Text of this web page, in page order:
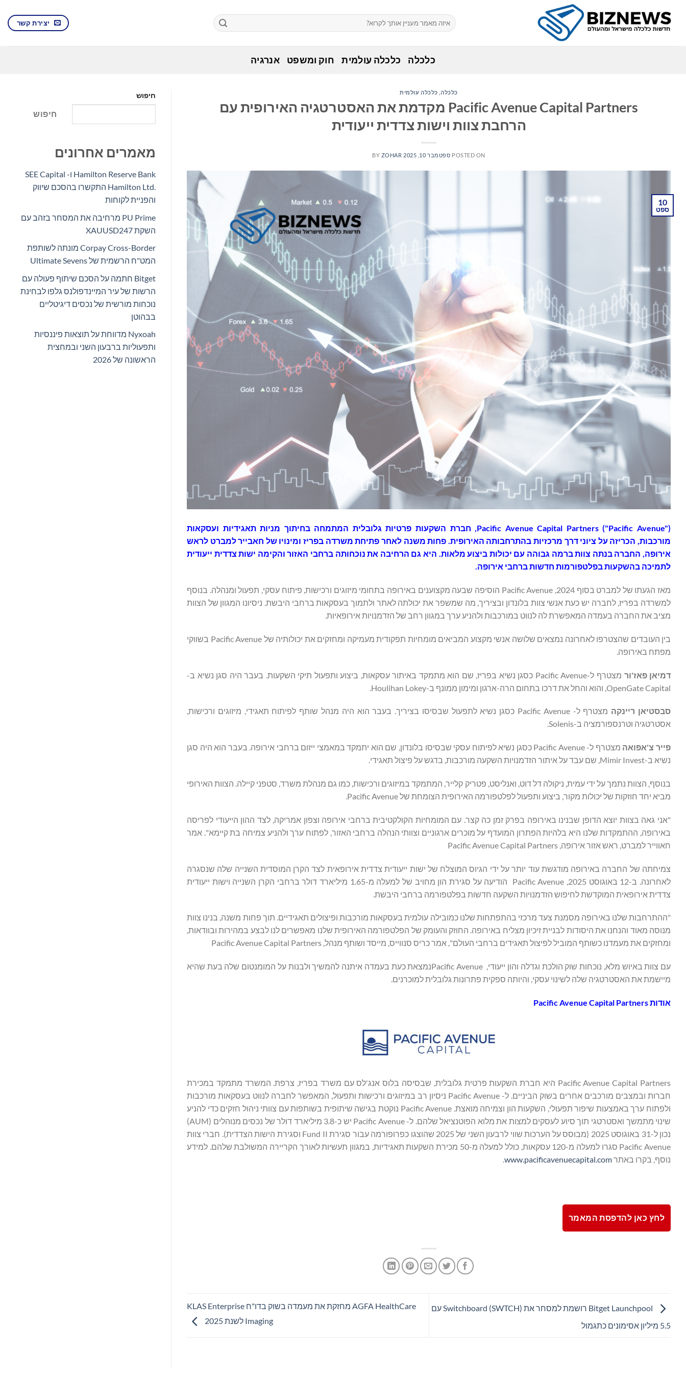
content
יצירת קשר
כלכלה כלכלה עולמית חוק ומשפט אנרגיה
כלכלה, כלכלה עולמית
Pacific Avenue Capital Partners מקדמת את האסטרטגיה האירופית עם
הרחבת צוות וישות צדדית ייעודית
POSTED ON ספטמבר 10, 2025 BY ZOHAR
10
ספט
Pacific Avenue Capital Partners ("Pacific Avenue"), חברת השקעות פרטיות גלובלית המתמחה בחיתוך מניות תאגידיות ועסקאות
מורכבות, הכריזה על ציוני דרך מרכזיות בהתרחבותה האירופית. פחות משנה לאחר פתיחת משרדה בפריז ומינויו של חאבייר למברט לראש
אירופה, החברה בנתה צוות ברמה גבוהה עם יכולות ביצוע מלאות. היא גם הרחיבה את נוכחותה ברחבי האזור והקימה ישות צדדית ייעודית
לתמיכה בהשקעות בפלטפורמות חדשות ברחבי אירופה.
מאז הגעתו של למברט בסוף 2024, Pacific Avenue הוסיפה שבעה מקצוענים באירופה בתחומי מיזוגים ורכישות, פיתוח עסקי, תפעול ומנהלה. בנוסף
למשרדה בפריז, לחברה יש כעת אנשי צוות בלונדון ובציריך, מה שמשפר את יכולתה לאתר ולתמוך בעסקאות ברחבי היבשת. ניסיונו המגוון של הצוות
מציב את החברה בעמדה המאפשרת לה לנווט במורכבות ולהניע ערך במגוון רחב של הזדמנויות אירופאיות.
בין העובדים שהצטרפו לאחרונה נמצאים שלושה אנשי מקצוע המביאים מומחיות תפקודית מעמיקה ומחזקים את יכולותיה של Pacific Avenue בשווקי
מפתח באירופה.
דמיאן פאז'ור
מצטרף ל-Pacific Avenue כסגן נשיא בפריז, שם הוא מתמקד באיתור עסקאות, ביצוע ותפעול תיקי השקעות. בעבר היה סגן נשיא ב-
OpenGate Capital, והוא והחל את דרכו בתחום הרה-ארגון ומימון ממונף ב-Houlihan Lokey.
סבסטיאן ריינקה
מצטרף ל- Pacific Avenue כסגן נשיא לתפעול שבסיסו בציריך. בעבר הוא היה מנהל שותף לפיתוח תאגידי, מיזוגים ורכישות,
אסטרטגיה וטרנספורמציה ב-Solenis.
פייר צ'אפואה
מצטרף ל- Pacific Avenue כסגן נשיא לפיתוח עסקי שבסיסו בלונדון, שם הוא יתמקד במאמצי ייזום ברחבי אירופה. בעבר הוא היה סגן
נשיא ב-Mimir Invest, שם עבד על איתור הזדמנויות השקעה מורכבות, בדגש על פיצול תאגידי.
בנוסף, הצוות נתמך על ידי עמית, ניקולה דל דוט, ואנליסט, פטריק קלייר, המתמקד במיזוגים ורכישות, כמו גם מנהלת משרד, סטפני קיילה. הצוות האירופי
מביא יחד חוזקות של יכולות מקור, ביצוע ותפעול לפלטפורמה האירופית הצומחת של Pacific Avenue.
"אני גאה בצוות יוצא הדופן שבנינו באירופה בפרק זמן כה קצר. עם המומחיות הקולקטיבית ברחבי אירופה וצפון אמריקה, לצד ההון הייעודי לפריסה
באירופה, ההתמקדות שלנו היא בלהיות הפתרון המועדף על מוכרים ארגוניים וצוותי הנהלה ברחבי האזור, לפתוח ערך ולהניע צמיחה בת קיימא". אמר
חאווייר למברט, ראש אזור אירופה, Pacific Avenue Capital Partners
צמיחתה של החברה באירופה מודגשת עוד יותר על ידי הגיוס המוצלח של ישות ייעודית צדדית אירופאית לצד הקרן המוסדית השנייה שלה שנסגרה
לאחרונה. ב-12 באוגוסט 2025, Pacific Avenue הודיעה על סגירת הון מחויב של למעלה מ-1.65 מיליארד דולר ברחבי הקרן השנייה וישות ייעודית
צדדית אירופאית המוקדשת לחיפוש הזדמנויות השקעה חדשות בפלטפורמה ברחבי היבשת.
"ההתרחבות שלנו באירופה מסמנת צעד מרכזי בהתפתחות שלנו כמובילה עולמית בעסקאות מורכבות ופיצולים תאגידיים. תוך פחות משנה, בנינו צוות
מנוסה מאוד והנחנו את היסודות לבניית זיכיון מצליח באירופה. החוזק והעומק של הפלטפורמה האירופית שלנו מאפשרים לנו לבצע במהירות ובוודאות,
ומחזקים את מעמדנו כשותף המוביל לפיצול תאגידים ברחבי העולם", אמר כריס סנווייס, מייסד ושותף מנהל, Pacific Avenue Capital Partners
עם צוות באיוש מלא, נוכחות שוק הולכת וגדלה והון ייעודי, Pacific Avenueנמצאת כעת בעמדה איתנה להמשיך ולבנות על המומנטום שלה בעת שהיא
מיישמת את האסטרטגיה שלה לשינוי עסקי, והיותה ספקית פתרונות גלובלית למוכרנים.
אודות Pacific Avenue Capital Partners
Pacific Avenue Capital Partners היא חברת השקעות פרטית גלובלית, שבסיסה בלוס אנג'לס עם משרד בפריז, צרפת. המשרד מתמקד במכירת
חברות ובמצבים מורכבים אחרים בשוק הביניים. ל- Pacific Avenue ניסיון רב במיזוגים ורכישות ותפעול, המאפשר לחברה לנווט בעסקאות מורכבות
ולפתוח ערך באמצעות שיפור תפעולי, השקעות הון וצמיחה מואצת. Pacific Avenue נוקטת בגישה שיתופית בשותפות עם צוותי ניהול חזקים כדי להניע
שינוי מתמשך ואסטרטגי תוך סיוע לעסקים למצות את מלוא הפוטנציאל שלהם. ל- Pacific Avenue יש כ-3.8 מיליארד דולר של נכסים מנוהלים (AUM)
נכון ל-31 באוגוסט 2025 (מבוסס על הערכות שווי לרבעון השני של 2025 שהוצגו כפרופורמה עבור סגירת Fund II וסגירת הישות הצדדית). חברי צוות
Pacific Avenue סגרו למעלה מ-120 עסקאות, כולל למעלה מ-50 מכירת השקעות תאגידיות, במגוון תעשיות לאורך הקריירה המשולבת שלהם. למידע
נוסף, בקרו באתרwww.pacificavenuecapital.com
לחץ כאן להדפסת המאמר
Bitget Launchpool רושמת למסחר את Switchboard (SWTCH) עם
5.5 מיליון אסימונים כתגמול
AGFA HealthCare מחזקת את מעמדה בשוק בדו"ח KLAS Enterprise
Imaging לשנת 2025
חיפוש
חיפוש
מאמרים אחרונים
Hamilton Reserve Bank ו- SEE Capital
Hamilton Ltd.‎ התקשרו בהסכם שיווק
והפניית לקוחות
PU Prime מרחיבה את המסחר בזהב עם
השקת XAUUSD247
Corpay Cross-Border מונתה לשותפת
המט"ח הרשמית של Ultimate Sevens
Bitget חתמה על הסכם שיתוף פעולה עם
הרשות של עיר המיינדפולנס גלפו לבחינת
נוכחות מורשית של נכסים דיגיטליים
בבהוטן
Nyxoah מדווחת על תוצאות פיננסיות
ותפעוליות ברבעון השני ובמחצית
הראשונה של 2026